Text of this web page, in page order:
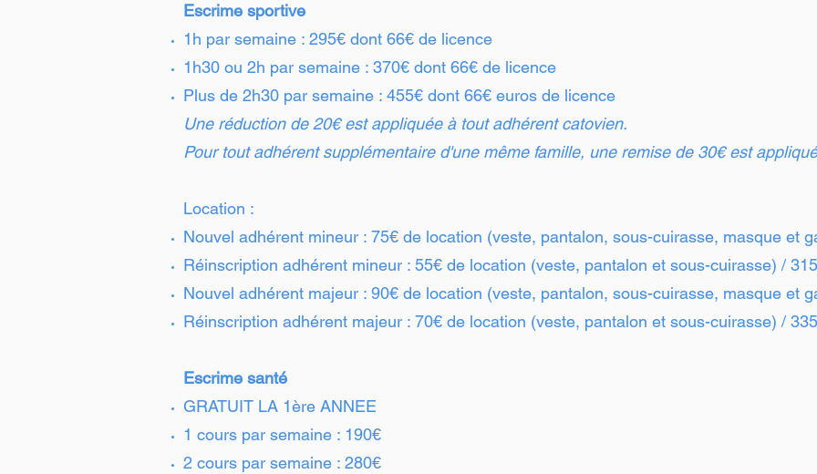
Escrime sportive
1h par semaine : 295€ dont 66€ de licence
1h30 ou 2h par semaine : 370€ dont 66€ de licence
Plus de 2h30 par semaine : 455€ dont 66€ euros de licence
Une réduction de 20€ est appliquée à tout adhérent catovien.
Pour tout adhérent supplémentaire d'une même famille, une remise de 30€ est
Location :
Nouvel adhérent mineur : 75€ de location (veste, pantalon, sous-cuirasse, masque et
Réinscription adhérent mineur : 55€ de location (veste, pantalon et sous-cuirasse) /
Nouvel adhérent majeur : 90€ de location (veste, pantalon, sous-cuirasse, masque et
Réinscription adhérent majeur : 70€ de location (veste, pantalon et sous-cuirasse) /
Escrime santé
GRATUIT LA 1ère ANNEE
1 cours par semaine : 190€
2 cours par semaine : 280€